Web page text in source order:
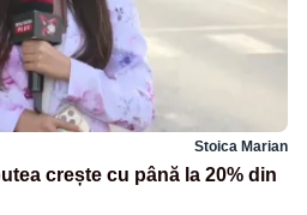
Stoica Marian
crește cu până la 20% din